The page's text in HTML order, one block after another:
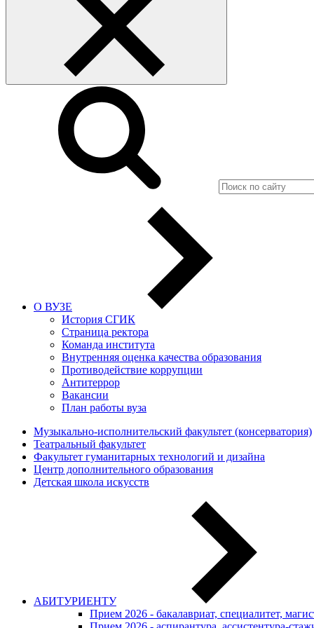
О ВУЗЕ
История СГИК
Страница ректора
Команда института
Внутренняя оценка качества образования
Противодействие коррупции
Антитеррор
Вакансии
План работы вуза
Музыкально-исполнительский факультет (консерватория)
Театральный факультет
Факультет гуманитарных технологий и дизайна
Центр дополнительного образования
Детская школа искусств
АБИТУРИЕНТУ
Прием 2026 - бакалавриат, специалитет,